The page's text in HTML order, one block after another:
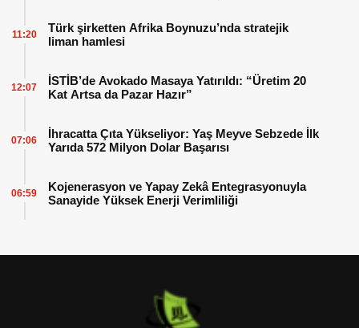
Türk şirketten Afrika Boynuzu’nda stratejik
liman hamlesi
11:20
İSTİB’de Avokado Masaya Yatırıldı: “Üretim 20
Kat Artsa da Pazar Hazır”
12:07
İhracatta Çıta Yükseliyor: Yaş Meyve Sebzede İlk
Yarıda 572 Milyon Dolar Başarısı
07:06
Kojenerasyon ve Yapay Zekâ Entegrasyonuyla
Sanayide Yüksek Enerji Verimliliği
06:59